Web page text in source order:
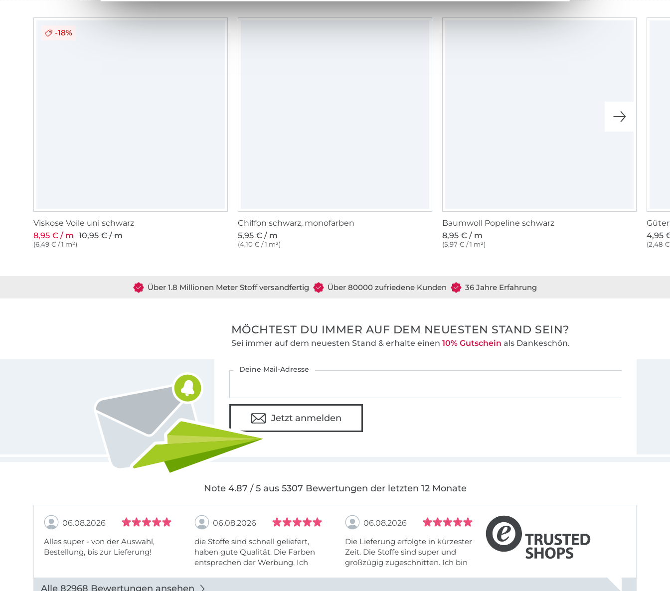
-18%
Viskose Voile uni schwarz
8,95 € / m 10,95 € / m
(6,49 € / 1 m²)
Chiffon schwarz, monofarben
5,95 € / m
(4,10 € / 1 m²)
Baumwoll Popeline schwarz
8,95 € / m
(5,97 € / 1 m²)
4,95
(2,48
Über 1.8 Millionen Meter Stoff versandfertig Über 80000 zufriedene Kunden 36 Jahre Erfahrung
MÖCHTEST DU IMMER AUF DEM NEUESTEN STAND SEIN?
Sei immer auf dem neuesten Stand & erhalte einen 10% Gutschein als Dankeschön.
Deine Mail-Adresse
Jetzt anmelden
Note 4.87 / 5 aus 5307 Bewertungen der letzten 12 Monate
06.08.2026
Alles super - von der Auswahl,
Bestellung, bis zur Lieferung!
06.08.2026
die Stoffe sind schnell geliefert,
haben gute Qualität. Die Farben
entsprechen der Werbung. Ich
auch die Firma empfehlen.
06.08.2026
Die Lieferung erfolgte in kürzester
Zeit. Die Stoffe sind super und
großzügig zugeschnitten. Ich bin
Alle 82968 Bewertungen ansehen